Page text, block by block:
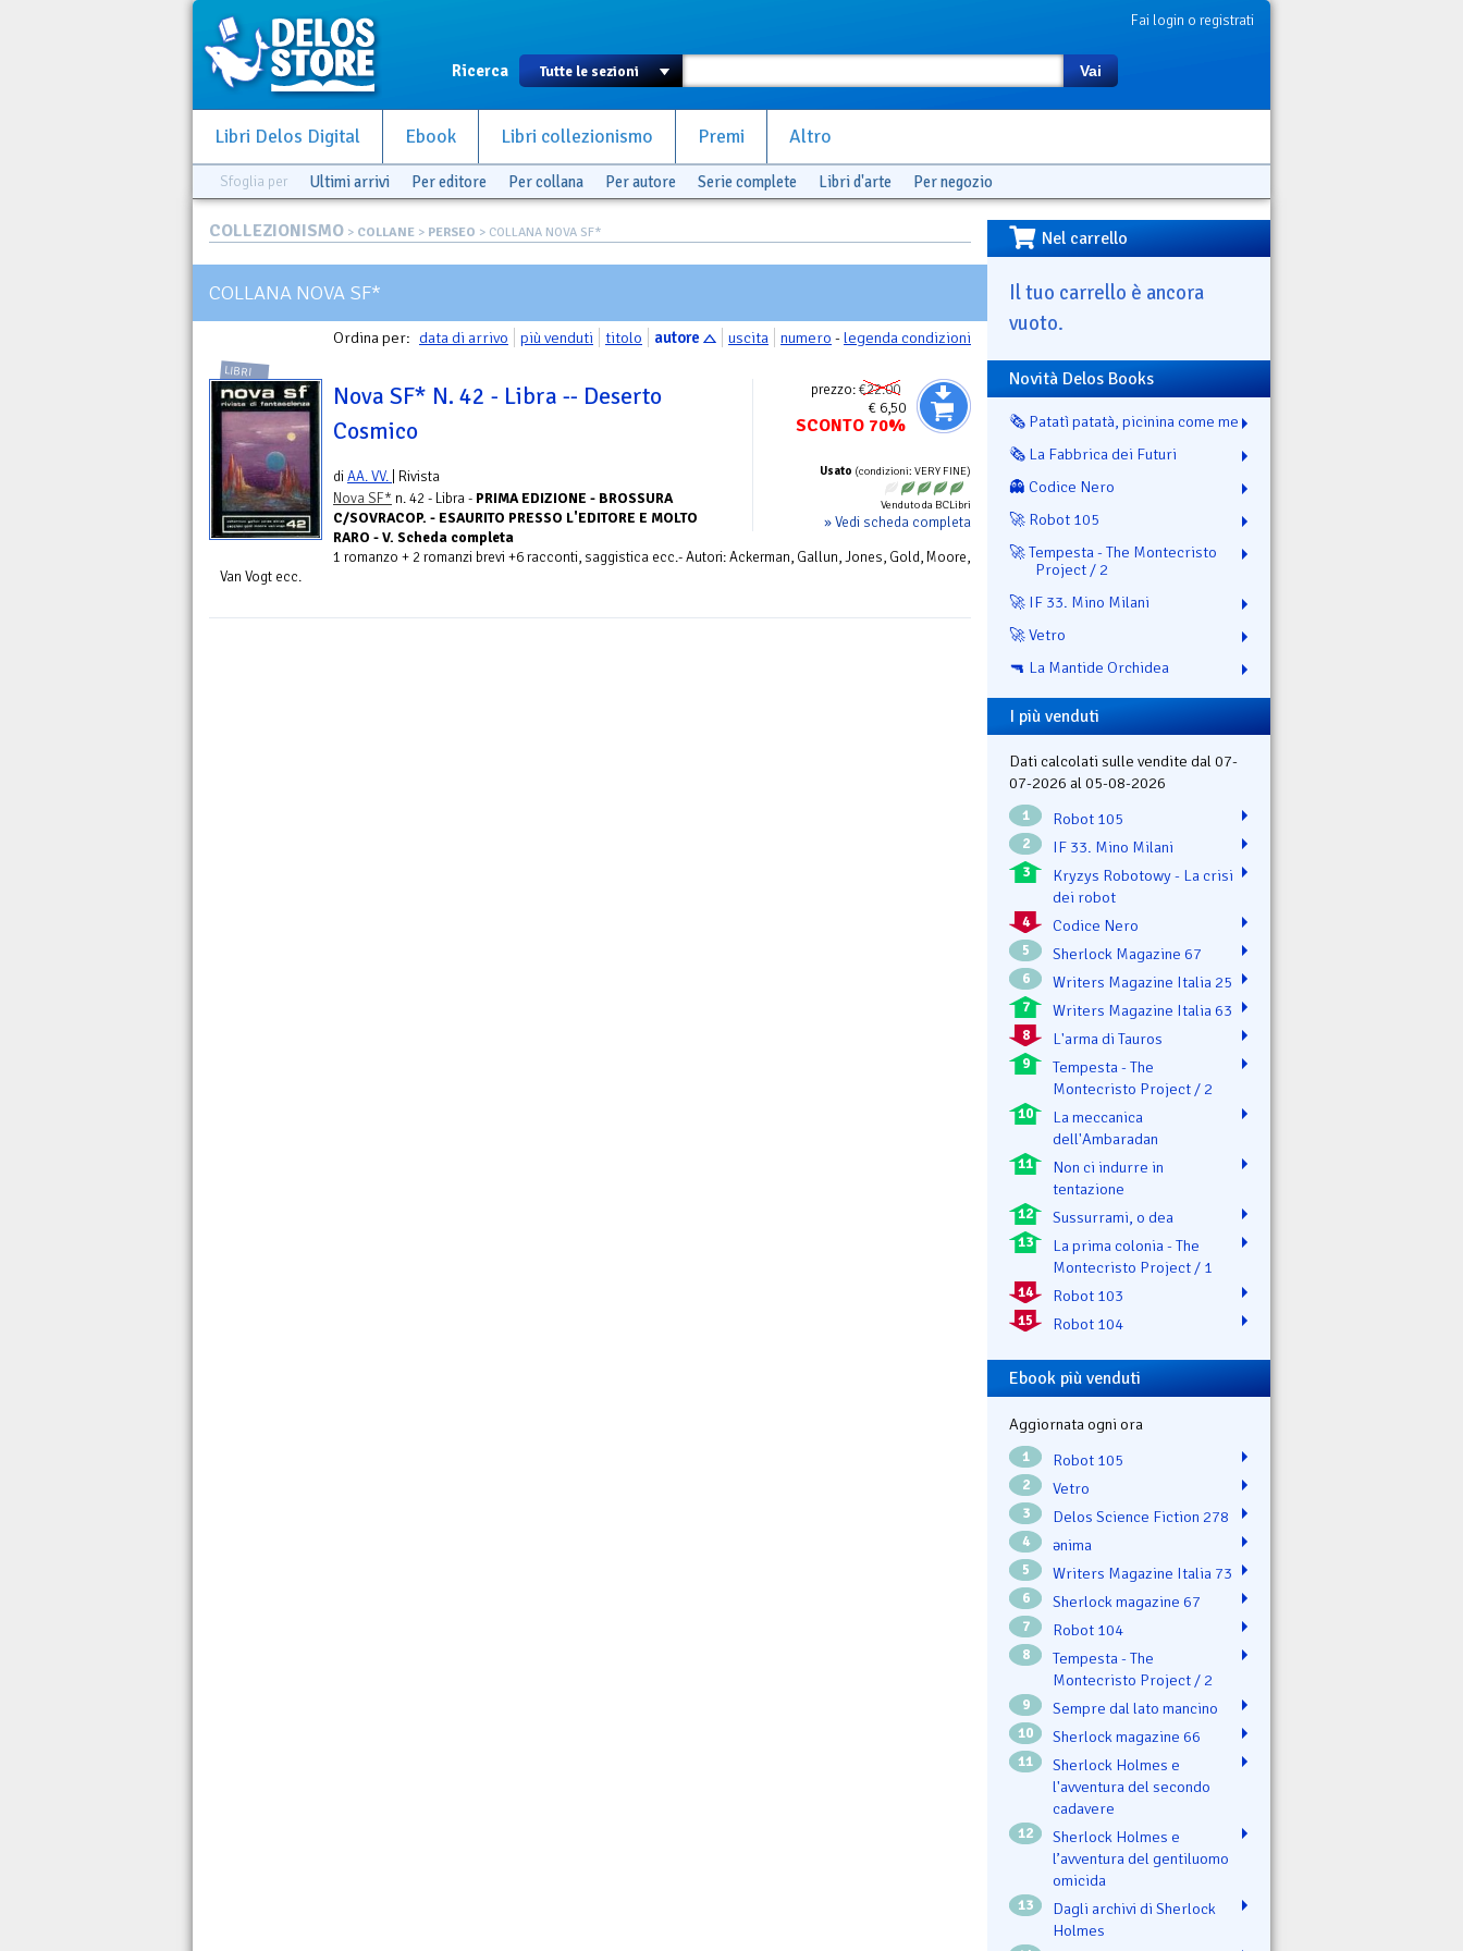
Fai login o registrati
Ricerca Vai
Libri Delos Digital Ebook Libri collezionismo Premi Altro
Sfoglia per Ultimi arrivi Per editore Per collana Per autore Serie complete Libri d'arte Per negozio
COLLEZIONISMO > COLLANE > PERSEO > COLLANA NOVA SF*
COLLANA NOVA SF*
Ordina per: data di arrivo più venduti titolo autore uscita numero -legenda condizioni
prezzo:€22.00
€ 6,50
SCONTO 70%
Usato (condizioni: VERY FINE)
Venduto da BCLibri
» Vedi scheda completa
LIBRI
Nova SF* N. 42 - Libra -- Deserto
Cosmico
diAA. VV. | Rivista
Nova SF* n. 42 - Libra - PRIMA EDIZIONE - BROSSURA
C/SOVRACOP. - ESAURITO PRESSO L'EDITORE E MOLTO
RARO - V. Scheda completa
1 romanzo + 2 romanzi brevi +6 racconti, saggistica ecc.- Autori: Ackerman, Gallun, Jones, Gold, Moore,
Van Vogt ecc.
Nel carrello
Il tuo carrello è ancora
vuoto.
Novità Delos Books
🗞️ Patatì patatà, picinina come me
🗞️ La Fabbrica dei Futuri
👻 Codice Nero
🚀 Robot 105
🚀 Tempesta - The Montecristo
Project / 2
🚀 IF 33. Mino Milani
🚀 Vetro
🔫 La Mantide Orchidea
I più venduti
Dati calcolati sulle vendite dal 07-
07-2026 al 05-08-2026
1 Robot 105
2 IF 33. Mino Milani
3
Kryzys Robotowy - La crisi
dei robot
4 Codice Nero
5 Sherlock Magazine 67
6 Writers Magazine Italia 25
7 Writers Magazine Italia 63
8 L'arma di Tauros
9
Tempesta - The
Montecristo Project / 2
10
La meccanica
dell'Ambaradan
11
Non ci indurre in
tentazione
12 Sussurrami, o dea
13
La prima colonia - The
Montecristo Project / 1
14 Robot 103
15 Robot 104
Ebook più venduti
Aggiornata ogni ora
1 Robot 105
2 Vetro
3 Delos Science Fiction 278
4 ənima
5 Writers Magazine Italia 73
6 Sherlock magazine 67
7 Robot 104
8
Tempesta - The
Montecristo Project / 2
9 Sempre dal lato mancino
10 Sherlock magazine 66
11
Sherlock Holmes e
l'avventura del secondo
cadavere
12
Sherlock Holmes e
l’avventura del gentiluomo
omicida
13
Dagli archivi di Sherlock
Holmes